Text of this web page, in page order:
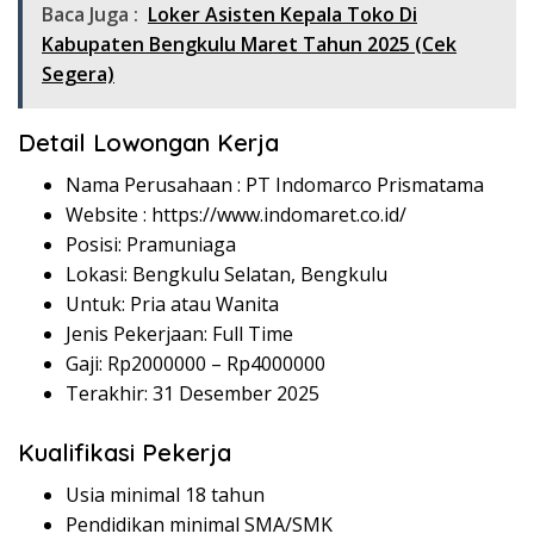
Baca Juga : Loker Asisten Kepala Toko Di
Kabupaten Bengkulu Maret Tahun 2025 (Cek
Segera)
Detail Lowongan Kerja
Nama Perusahaan : PT Indomarco Prismatama
Website : https://www.indomaret.co.id/
Posisi: Pramuniaga
Lokasi: Bengkulu Selatan, Bengkulu
Untuk: Pria atau Wanita
Jenis Pekerjaan: Full Time
Gaji: Rp2000000 – Rp4000000
Terakhir: 31 Desember 2025
Kualifikasi Pekerja
Usia minimal 18 tahun
Pendidikan minimal SMA/SMK